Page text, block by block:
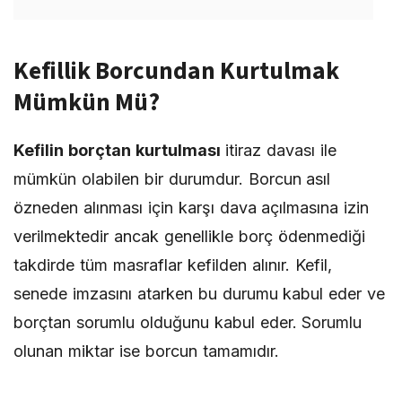
Kefillik Borcundan Kurtulmak
Mümkün Mü?
Kefilin borçtan kurtulması itiraz davası ile
mümkün olabilen bir durumdur. Borcun asıl
özneden alınması için karşı dava açılmasına izin
verilmektedir ancak genellikle borç ödenmediği
takdirde tüm masraflar kefilden alınır. Kefil,
senede imzasını atarken bu durumu kabul eder ve
borçtan sorumlu olduğunu kabul eder. Sorumlu
olunan miktar ise borcun tamamıdır.